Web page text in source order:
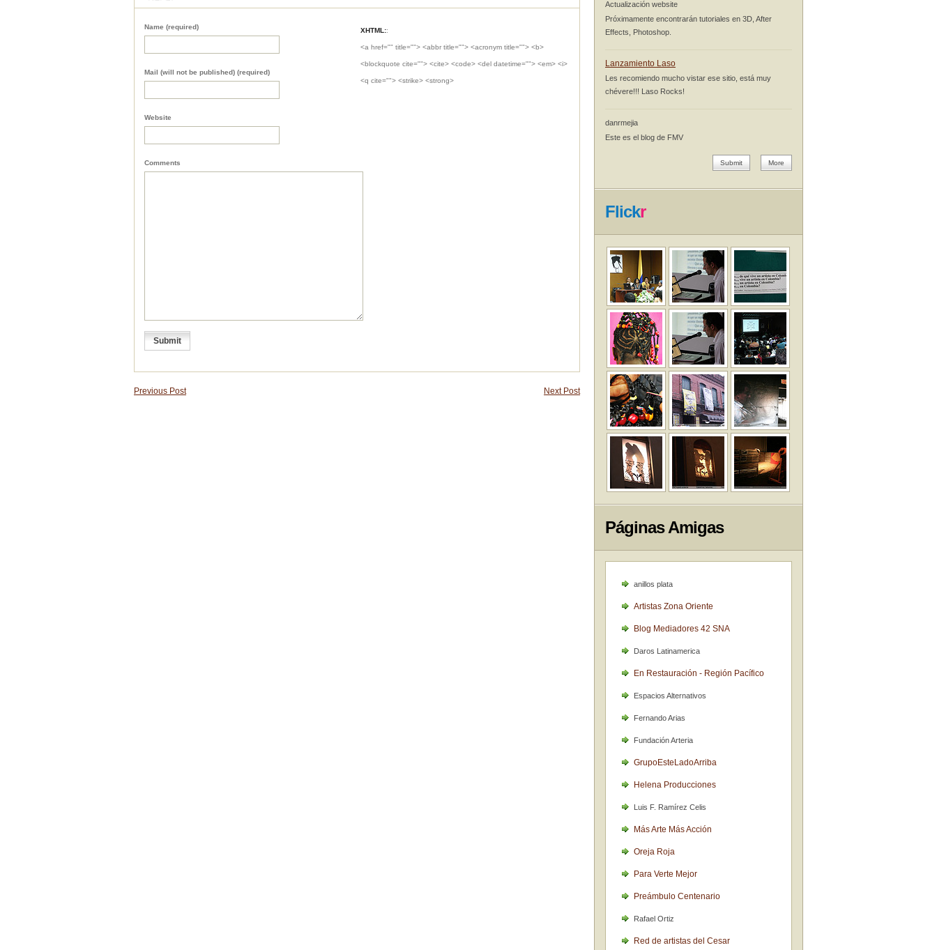
XHTML::
<a href="" title=""> <abbr title=""> <acronym title=""> <b>
<blockquote cite=""> <cite> <code> <del datetime=""> <em> <i>
<q cite=""> <strike> <strong>
Name (required)
Mail (will not be published) (required)
Website
Comments
Previous Post Next Post
Actualización website
Próximamente encontrarán tutoriales en 3D, After
Effects, Photoshop.
Lanzamiento Laso
Les recomiendo mucho vistar ese sitio, está muy
chévere!!! Laso Rocks!
danrmejia
Este es el blog de FMV
More
Submit
Flickr
Páginas Amigas
anillos plata
Artistas Zona Oriente
Blog Mediadores 42 SNA
Daros Latinamerica
En Restauración - Región Pacífico
Espacios Alternativos
Fernando Arias
Fundación Arteria
GrupoEsteLadoArriba
Helena Producciones
Luis F. Ramírez Celis
Más Arte Más Acción
Oreja Roja
Para Verte Mejor
Preámbulo Centenario
Rafael Ortiz
Red de artistas del Cesar